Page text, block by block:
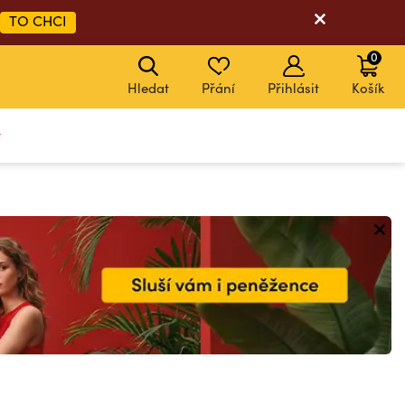
TO CHCI
Hledat Přání Přihlásit Košík
0